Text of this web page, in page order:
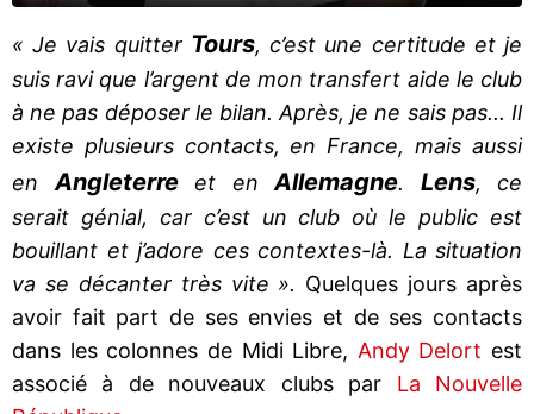
« Je vais quitter Tours, c’est une certitude et je
suis ravi que l’argent de mon transfert aide le club
à ne pas déposer le bilan. Après, je ne sais pas... Il
existe plusieurs contacts, en France, mais aussi
en Angleterreet en Allemagne. Lens, ce
serait génial, car c’est un club où le public est
bouillant et j’adore ces contextes-là. La situation
va se décanter très vite ». Quelques jours après
avoir fait part de ses envies et de ses contacts
dans les colonnes de Midi Libre, Andy Delort est
associé à de nouveaux clubs par La Nouvelle